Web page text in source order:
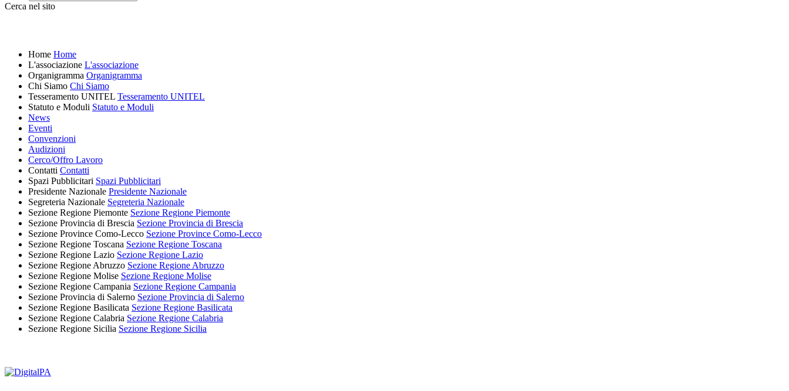
Cerca nel sito
Home Home
L'associazione L'associazione
Organigramma Organigramma
Chi Siamo Chi Siamo
Tesseramento UNITEL Tesseramento UNITEL
Statuto e Moduli Statuto e Moduli
News
Eventi
Convenzioni
Audizioni
Cerco/Offro Lavoro
Contatti Contatti
Spazi Pubblicitari Spazi Pubblicitari
Presidente Nazionale Presidente Nazionale
Segreteria Nazionale Segreteria Nazionale
Sezione Regione Piemonte Sezione Regione Piemonte
Sezione Provincia di Brescia Sezione Provincia di Brescia
Sezione Province Como-Lecco Sezione Province Como-Lecco
Sezione Regione Toscana Sezione Regione Toscana
Sezione Regione Lazio Sezione Regione Lazio
Sezione Regione Abruzzo Sezione Regione Abruzzo
Sezione Regione Molise Sezione Regione Molise
Sezione Regione Campania Sezione Regione Campania
Sezione Provincia di Salerno Sezione Provincia di Salerno
Sezione Regione Basilicata Sezione Regione Basilicata
Sezione Regione Calabria Sezione Regione Calabria
Sezione Regione Sicilia Sezione Regione Sicilia